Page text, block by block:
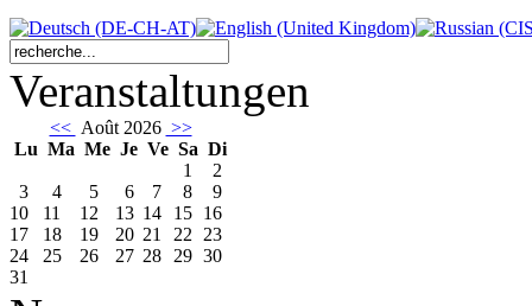
Veranstaltungen
<< Août 2026 >>
Lu Ma Me Je Ve Sa Di
1
2
3
4 5 6 7 8
9
10
11 12 13 14 15 16
17
18 19 20 21 22 23
24
25 26 27 28 29 30
31